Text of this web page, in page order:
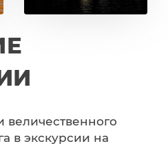
величественного
в экскурсии на